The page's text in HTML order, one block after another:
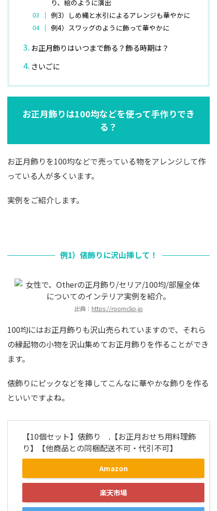
り、絵のように演出
例3）しめ縄と水引によるアレンジも華やかに
例4）スワッグのように飾って華やかに
お正月飾りはいつまで飾る？飾る時期は？
さいごに
お正月飾りは100均などを使って手作りでき
る？
お正月飾りを100均などで売っている物をアレンジして作
っている人が多くいます。
実例をご紹介します。
例1）俵飾りに沢山挿して！
出典： https://roomclip.jp
100均にはお正月飾りも沢山売られていますので、それら
の縁起物の小物を沢山集めてお正月飾りを作ることができ
ます。
俵飾りにピックなどを挿してこんなに華やかな飾りを作る
といいですよね。
【10個セット】俵飾り .【お正月おせち用料理飾
り】【他商品との同梱配送不可・代引不可】
Amazon
楽天市場